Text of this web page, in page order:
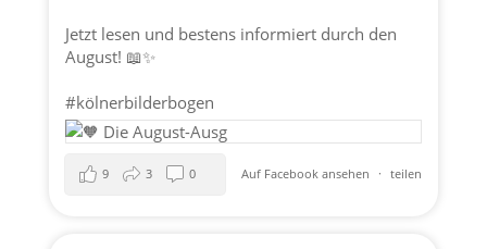
Jetzt lesen und bestens informiert durch den
August! 📖✨
#kölnerbilderbogen
Auf Facebook ansehen · teilen
9 3 0